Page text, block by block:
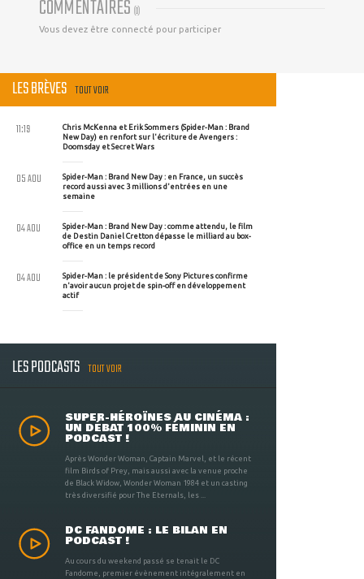
COMMENTAIRES (0)
Vous devez être connecté pour participer
LES BRÈVES TOUT VOIR
Chris McKenna et Erik Sommers (Spider-Man : Brand
New Day) en renfort sur l'écriture de Avengers :
Doomsday et Secret Wars
11:19
Spider-Man : Brand New Day : en France, un succès
record aussi avec 3 millions d'entrées en une
semaine
05 AOU
Spider-Man : Brand New Day : comme attendu, le film
de Destin Daniel Cretton dépasse le milliard au box-
office en un temps record
04 AOU
Spider-Man : le président de Sony Pictures confirme
n'avoir aucun projet de spin-off en développement
actif
04 AOU
LES PODCASTS TOUT VOIR
SUPER-HÉROÏNES AU CINÉMA :
UN DÉBAT 100% FÉMININ EN
PODCAST !
Après Wonder Woman, Captain Marvel, et le récent
film Birds of Prey, mais aussi avec la venue proche
de Black Widow, Wonder Woman 1984 et un casting
très diversifié pour The Eternals, les ...
DC FANDOME : LE BILAN EN
PODCAST !
Au cours du weekend passé se tenait le DC
Fandome, premier évènement intégralement en